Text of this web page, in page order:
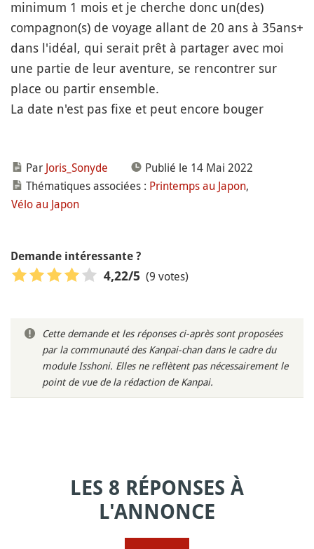
minimum 1 mois et je cherche donc un(des)
compagnon(s) de voyage allant de 20 ans à 35ans+
dans l'idéal, qui serait prêt à partager avec moi
une partie de leur aventure, se rencontrer sur
place ou partir ensemble.
La date n'est pas fixe et peut encore bouger
Par Joris_Sonyde
Publié le 14 Mai 2022
Thématiques associées : Printemps au Japon,
Vélo au Japon
Demande intéressante ?
4,22/5 (9 votes)
Cette demande et les réponses ci-après sont proposées
par la communauté des Kanpai-chan dans le cadre du
module Isshoni. Elles ne reflètent pas nécessairement le
point de vue de la rédaction de Kanpai.
LES 8 RÉPONSES À
L'ANNONCE